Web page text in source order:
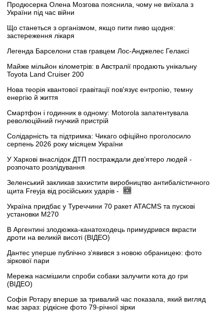
Продюсерка Олена Мозгова пояснила, чому не виїхала з
України під час війни
Що станеться з організмом, якщо пити пиво щодня:
застереження лікаря
Легенда Барселони став гравцем Лос-Анджелес Гелаксі
Майже мільйон кілометрів: в Австралії продають унікальну
Toyota Land Cruiser 200
Нова теорія квантової гравітації пов'язує ентропію, темну
енергію й життя
Смартфон і годинник в одному: Motorola запатентувала
революційний гнучкий пристрій
Солідарність та підтримка: Чикаго офіційно проголосило
серпень 2026 року місяцем України
У Харкові внаслідок ДТП постраждали дев’ятеро людей -
розпочато розлідування
Зеленський закликав захистити виробництво антибалістичного
щита Freyja від російських ударів -
Україна придбає у Туреччини 70 ракет ATACMS та пускові
установки M270
В Аргентині злодюжка-канатоходець примудрився вкрасти
дроти на великій висоті (ВІДЕО)
Дантес уперше публічно з’явився з новою обраницею: фото
зіркової пари
Мережа насмішили спроби собаки залучити кота до гри
(ВІДЕО)
Софія Ротару вперше за тривалий час показала, який вигляд
має зараз: рідкісне фото 79-річної зірки